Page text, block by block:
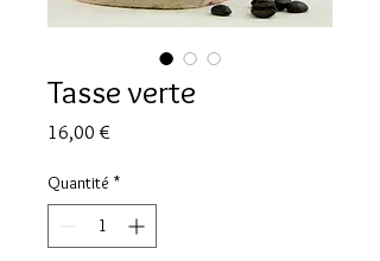
Tasse verte
16,00 €
Quantité *